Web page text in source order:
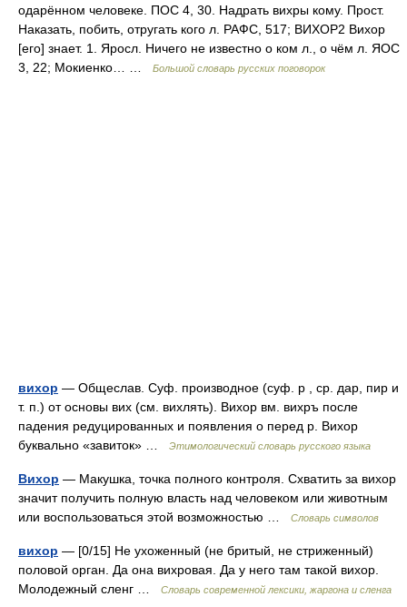
одарённом человеке. ПОС 4, 30. Надрать вихры кому. Прост.
Наказать, побить, отругать кого л. РАФС, 517; ВИХОР2 Вихор
[его] знает. 1. Яросл. Ничего не известно о ком л., о чём л. ЯОС
3, 22; Мокиенко… …
Большой словарь русских поговорок
вихор — Общеслав. Суф. производное (суф. р , ср. дар, пир и
т. п.) от основы вих (см. вихлять). Вихор вм. вихръ после
падения редуцированных и появления о перед р. Вихор
буквально «завиток» …
Этимологический словарь русского языка
Вихор — Макушка, точка полного контроля. Схватить за вихор
значит получить полную власть над человеком или животным
или воспользоваться этой возможностью …
Словарь символов
вихор — [0/15] Не ухоженный (не бритый, не стриженный)
половой орган. Да она вихровая. Да у него там такой вихор.
Молодежный сленг …
Cловарь современной лексики, жаргона и сленга